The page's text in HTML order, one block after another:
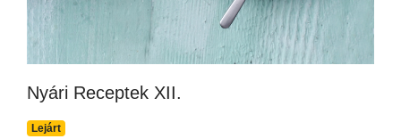
Nyári Receptek XII.
Lejárt